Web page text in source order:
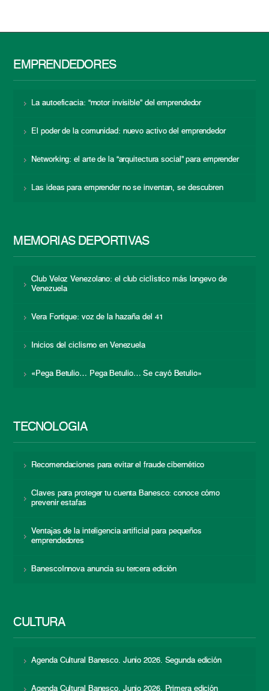
EMPRENDEDORES
La autoeficacia: “motor invisible” del emprendedor
El poder de la comunidad: nuevo activo del emprendedor
Networking: el arte de la “arquitectura social” para emprender
Las ideas para emprender no se inventan, se descubren
MEMORIAS DEPORTIVAS
Club Veloz Venezolano: el club ciclístico más longevo de
Venezuela
Vera Fortique: voz de la hazaña del 41
Inicios del ciclismo en Venezuela
«Pega Betulio… Pega Betulio… Se cayó Betulio»
TECNOLOGÍA
Recomendaciones para evitar el fraude cibernético
Claves para proteger tu cuenta Banesco: conoce cómo
prevenir estafas
Ventajas de la inteligencia artificial para pequeños
emprendedores
BanescoInnova anuncia su tercera edición
CULTURA
Agenda Cultural Banesco. Junio 2026. Segunda edición
Agenda Cultural Banesco. Junio 2026. Primera edición